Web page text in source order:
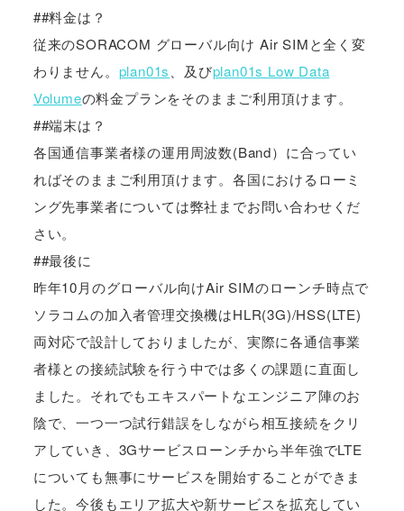
##料金は？
従来のSORACOM グローバル向け Air SIMと全く変
わりません。 plan01s 、及びplan01s Low Data
Volumeの料金プランをそのままご利用頂けます。
##端末は？
各国通信事業者様の運用周波数(Band）に合ってい
ればそのままご利用頂けます。各国におけるローミ
ング先事業者については弊社までお問い合わせくだ
さい。
##最後に
昨年10月のグローバル向けAir SIMのローンチ時点で
ソラコムの加入者管理交換機はHLR(3G)/HSS(LTE)
両対応で設計しておりましたが、実際に各通信事業
者様との接続試験を行う中では多くの課題に直面し
ました。それでもエキスパートなエンジニア陣のお
陰で、一つ一つ試行錯誤をしながら相互接続をクリ
アしていき、3Gサービスローンチから半年強でLTE
についても無事にサービスを開始することができま
した。今後もエリア拡大や新サービスを拡充してい